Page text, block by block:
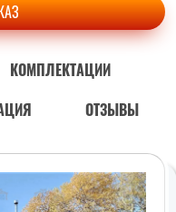
КОМПЛЕКТАЦИИ
ОТЗЫВЫ